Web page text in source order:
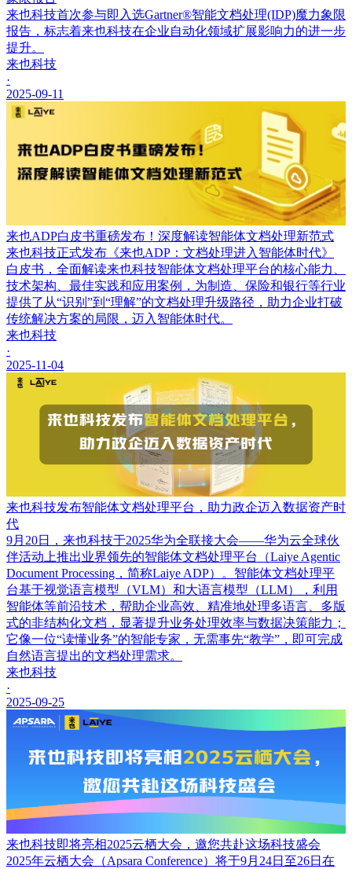
来也科技首次参与即入选Gartner®智能文档处理(IDP)魔力象限
报告，标志着来也科技在企业自动化领域扩展影响力的进一步
提升。
来也科技
·
2025-09-11
来也ADP白皮书重磅发布！深度解读智能体文档处理新范式
来也科技正式发布《来也ADP：文档处理进入智能体时代》
白皮书，全面解读来也科技智能体文档处理平台的核心能力、
技术架构、最佳实践和应用案例，为制造、保险和银行等行业
提供了从“识别”到“理解”的文档处理升级路径，助力企业打破
传统解决方案的局限，迈入智能体时代。
来也科技
·
2025-11-04
来也科技发布智能体文档处理平台，助力政企迈入数据资产时
代
9月20日，来也科技于2025华为全联接大会——华为云全球伙
伴活动上推出业界领先的智能体文档处理平台（Laiye Agentic
Document Processing，简称Laiye ADP）。智能体文档处理平
台基于视觉语言模型（VLM）和大语言模型（LLM），利用
智能体等前沿技术，帮助企业高效、精准地处理多语言、多版
式的非结构化文档，显著提升业务处理效率与数据决策能力；
它像一位“读懂业务”的智能专家，无需事先“教学”，即可完成
自然语言提出的文档处理需求。
来也科技
·
2025-09-25
来也科技即将亮相2025云栖大会，邀您共赴这场科技盛会
2025年云栖大会（Apsara Conference）将于9月24日至26日在